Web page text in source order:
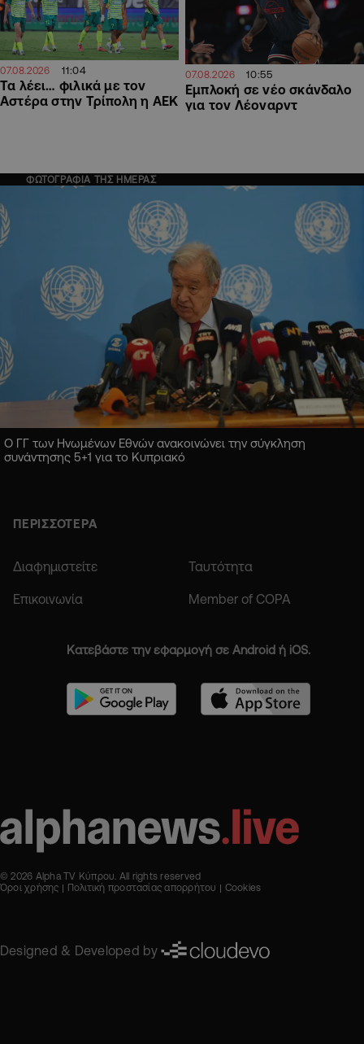
07.08.2026 11:04
Τα λέει… φιλικά με τον
Αστέρα στην Τρίπολη η ΑΕΚ
07.08.2026 10:55
Εμπλοκή σε νέο σκάνδαλο
για τον Λέοναρντ
ΦΩΤΟΓΡΑΦΙΑ ΤΗΣ ΗΜΕΡΑΣ
Ο ΓΓ των Ηνωμένων Εθνών ανακοινώνει την σύγκληση
συνάντησης 5+1 για το Κυπριακό
ΠΕΡΙΣΣΟΤΕΡΑ
Διαφημιστείτε Ταυτότητα
Επικοινωνία Member of COPA
Κατεβάστε την εφαρμογή σε Android ή iOS.
© 2026 Alpha TV Κύπρου. All rights reserved
Όροι χρήσης
Πολιτική προστασίας απορρήτου Cookies
Designed & Developed by